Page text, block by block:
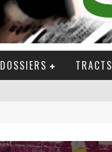
DOSSIERS TRACTS